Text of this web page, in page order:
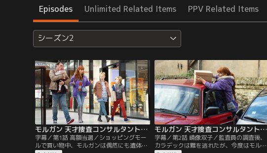
Episodes Unlimited Related Items PPV Related Items
シーズン2
モルガン 天才捜査コンサルタントの殺人事件簿 シーズン2 第01話／字幕
字幕／第1話 高額当選／ショッピングモー
ルで買い物中、モルガンは偶然にも遺体を
モルガン 天才捜査コンサルタントの殺人事件簿 シーズン2 第02話／字幕
字幕／第2話 鏡像双子／監査員の調査後、
カラデックは難を逃れたが、今度はモルガ